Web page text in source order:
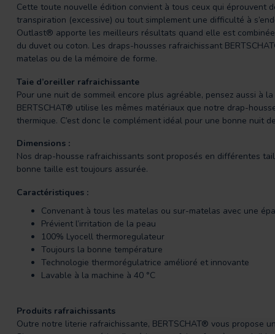
Cette toute nouvelle édition convient à tous ceux qui éprouvent
transpiration (excessive) ou tout simplement une difficulté à
Outlast® apporte les meilleurs résultats quand elle est
du duvet ou coton. Les draps-housses rafraichissant
matelas ou de la mémoire de forme.
Taie d’oreiller rafraichissante
Pour une nuit de sommeil encore plus agréable, pensez aussi à
BERTSCHAT® utilise les mêmes matériaux que notre drap-
thermique. C’est donc le complément idéal pour une bonne nuit
Dimensions :
Nos drap-housse rafraichissants sont proposés en différentes
bonne taille est toujours assurée.
Caractéristiques :
Convenant à tous les matelas ou sur-matelas avec une
Prévient l’irritation de la peau
100% Lyocell thermoregulateur
Toujours la bonne température
Technologie thermorégulatrice amélioré et innovante
Lavable à la machine à 40 °C
Produits rafraichissants
Outre notre literie rafraichissante, BERTSCHAT® vous propose